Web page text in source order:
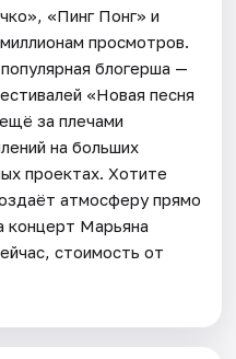
«Пинг Понг» и
просмотров.
блогерша —
«Новая песня
за плечами
на больших
проектах. Хотите
атмосферу прямо
концерт Марьяна
стоимость от